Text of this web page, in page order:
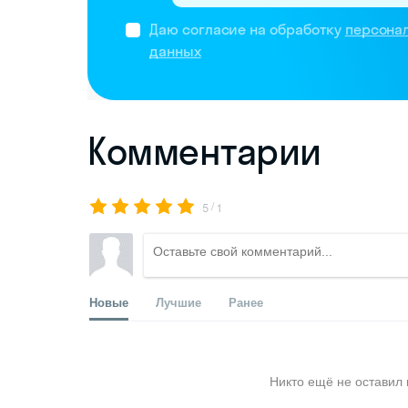
Даю согласие на обработку
данных
Комментарии
5/ 1
Новые Лучшие Ранее
Никто ещё не